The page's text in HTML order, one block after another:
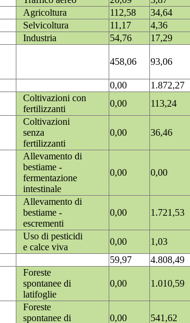
Agricoltura
112,58
34,64
Selvicoltura
11,17
4,36
Industria
54,76
17,29
458,06 93,06
0,00
1.872,27
Coltivazioni con
fertilizzanti
0,00
113,24
Coltivazioni
senza
fertilizzanti
0,00 36,46
Allevamento di
bestiame -
fermentazione
intestinale
0,00 0,00
Allevamento di
bestiame -
escrementi
0,00 1.721,53
Uso di pesticidi
e calce viva
0,00
1,03
59,97
4.808,49
Foreste
spontanee di
latifoglie
0,00 1.010,59
Foreste
spontanee di
0,00 541,62